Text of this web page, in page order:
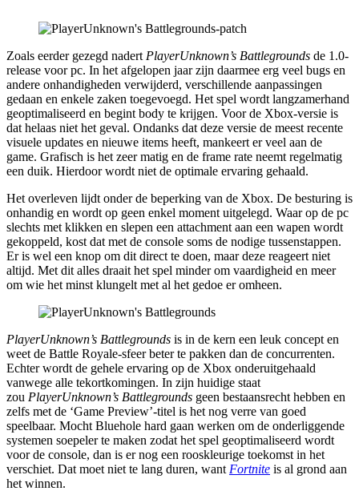
Zoals eerder gezegd nadert PlayerUnknown’s Battlegrounds de 1.0-
release voor pc. In het afgelopen jaar zijn daarmee erg veel bugs en
andere onhandigheden verwijderd, verschillende aanpassingen
gedaan en enkele zaken toegevoegd. Het spel wordt langzamerhand
geoptimaliseerd en begint body te krijgen. Voor de Xbox-versie is
dat helaas niet het geval. Ondanks dat deze versie de meest recente
visuele updates en nieuwe items heeft, mankeert er veel aan de
game. Grafisch is het zeer matig en de frame rate neemt regelmatig
een duik. Hierdoor wordt niet de optimale ervaring gehaald.
Het overleven lijdt onder de beperking van de Xbox. De besturing is
onhandig en wordt op geen enkel moment uitgelegd. Waar op de pc
slechts met klikken en slepen een attachment aan een wapen wordt
gekoppeld, kost dat met de console soms de nodige tussenstappen.
Er is wel een knop om dit direct te doen, maar deze reageert niet
altijd. Met dit alles draait het spel minder om vaardigheid en meer
om wie het minst klungelt met al het gedoe er omheen.
PlayerUnknown’s Battlegrounds is in de kern een leuk concept en
weet de Battle Royale-sfeer beter te pakken dan de concurrenten.
Echter wordt de gehele ervaring op de Xbox onderuitgehaald
vanwege alle tekortkomingen. In zijn huidige staat
zou PlayerUnknown’s Battlegrounds geen bestaansrecht hebben en
zelfs met de ‘Game Preview’-titel is het nog verre van goed
speelbaar. Mocht Bluehole hard gaan werken om de onderliggende
systemen soepeler te maken zodat het spel geoptimaliseerd wordt
voor de console, dan is er nog een rooskleurige toekomst in het
verschiet. Dat moet niet te lang duren, want Fortnite is al grond aan
het winnen.